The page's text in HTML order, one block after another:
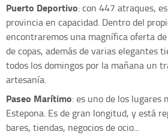
Puerto Deportivo: con 447 atraques,
provincia en capacidad. Dentro del
encontraremos una magnífica oferta
de copas, además de varias elegantes
todos los domingos por la mañana un
artesanía.
Paseo Marítimo: es uno de los lugares
Estepona. Es de gran longitud, y está
bares, tiendas, negocios de ocio...